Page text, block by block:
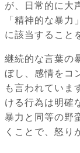
が、日常的に大
「精神的な暴力
に該当すること
継続的な言葉の
ぼし、感情をコ
も言われていま
ける行為は明確
暴力と同等の野
くことで、怒り